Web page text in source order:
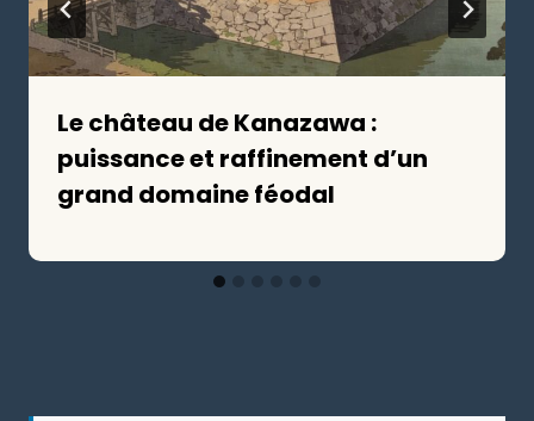
Le château de Kanazawa :
puissance et raffinement d’un
grand domaine féodal